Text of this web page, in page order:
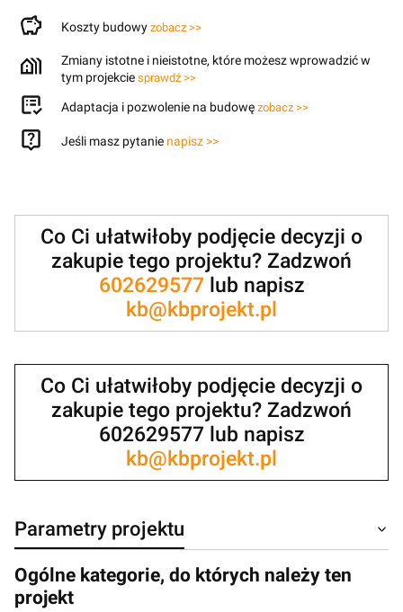
Koszty budowy zobacz >>
Zmiany istotne i nieistotne, które możesz wprowadzić w
tym projekcie sprawdź >>
Adaptacja i pozwolenie na budowę zobacz >>
Jeśli masz pytanie napisz >>
Co Ci ułatwiłoby podjęcie decyzji o
zakupie tego projektu? Zadzwoń
602629577lub napisz
kb@kbprojekt.pl
Co Ci ułatwiłoby podjęcie decyzji o
zakupie tego projektu? Zadzwoń
602629577 lub napisz
kb@kbprojekt.pl
Parametry projektu
Ogólne kategorie, do których należy ten
projekt